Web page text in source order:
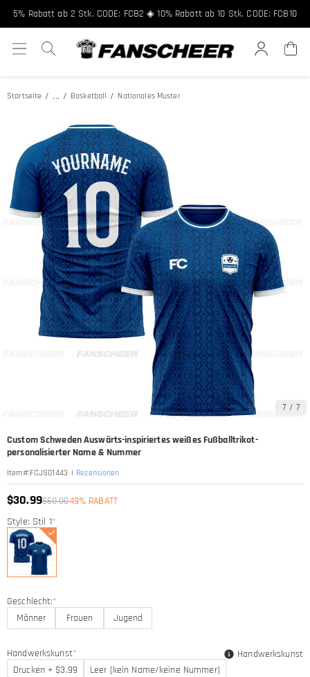
5% Rabatt ab 2 Stk. CODE: FCB2 ◈ 10% Rabatt ab 10 Stk. CODE: FCB10
Startseite ... Basketball Nationales Muster
7 / 7
Custom Schweden Auswärts-inspiriertes weißes Fußballtrikot-
personalisierter Name & Nummer
Item#:FCJS01443 | Rezensionen
$30.99$60.0049% RABATT
Style: Stil 1*
Geschlecht:*
Männer
Frauen Jugend
Handwerkskunst*
Drucken + $3.99
Leer (kein Name/keine Nummer)
Handwerkskunst